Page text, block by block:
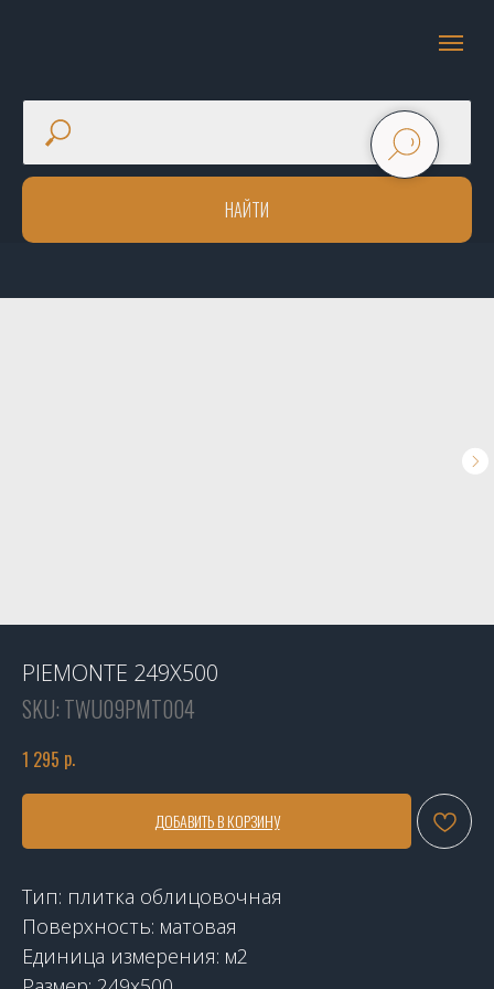
НАЙТИ
PIEMONTE 249X500
SKU: TWU09PMT004
1 295 р.
ДОБАВИТЬ В КОРЗИНУ
Тип: плитка облицовочная
Поверхность: матовая
Единица измерения: м2